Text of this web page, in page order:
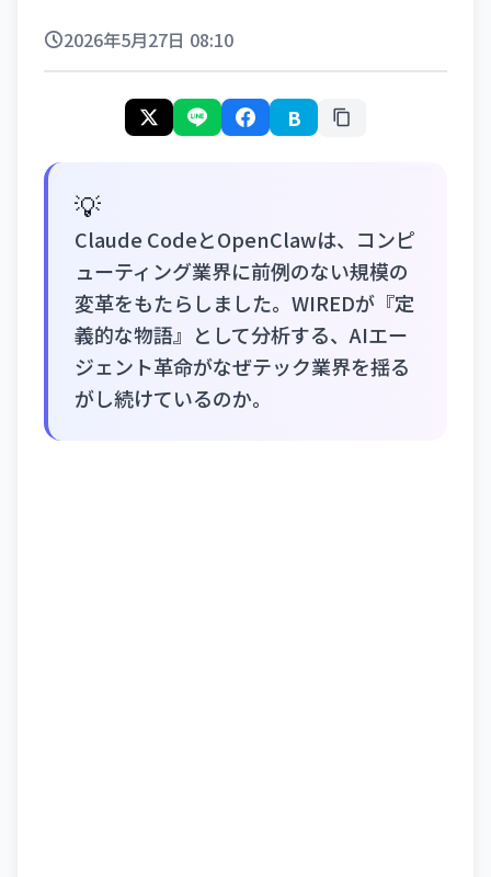
2026年5月27日 08:10
B
💡
Claude CodeとOpenClawは、コンピ
ューティング業界に前例のない規模の
変革をもたらしました。WIREDが『定
義的な物語』として分析する、AIエー
ジェント革命がなぜテック業界を揺る
がし続けているのか。